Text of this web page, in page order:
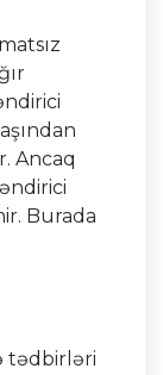
Ancaq
Burada
tədbirləri